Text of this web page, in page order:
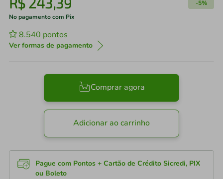
-5%
No pagamento com Pix
8.540 pontos
Ver formas de pagamento
Comprar agora
Adicionar ao carrinho
Pague com Pontos + Cartão de Crédito Sicredi, PIX
ou Boleto